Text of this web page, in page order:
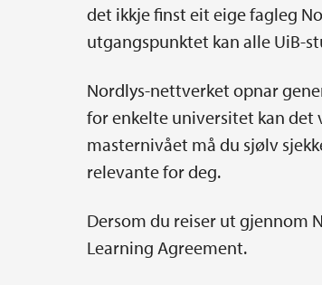
det ikkje finst eit eige fagleg
utgangspunktet kan alle UiB-
Nordlys-nettverket opnar
for enkelte universitet kan det
masternivået må du sjølv
relevante for deg.
Dersom du reiser ut gjennom
Learning Agreement.